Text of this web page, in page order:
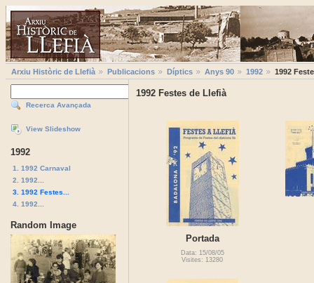
Arxiu Històric de Llefià Publicacions Díptics Anys 90 1992 1992
Recerca Avançada
View Slideshow
1992
1. 1992 Carnaval
2. 1992...
3. 1992 Festes...
4. 1992...
Random Image
1992 Festes de Llefià
Portada
Data: 15/08/05
Visites: 13280